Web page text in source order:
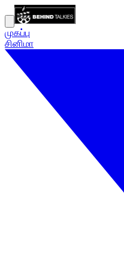
முகப்பு
சினிமா